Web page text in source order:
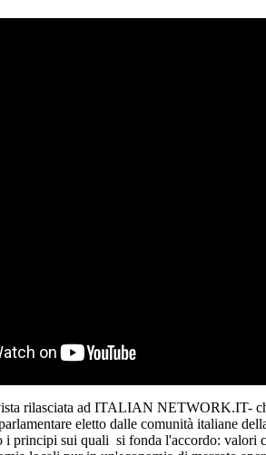
rilasciata ad ITALIAN
eletto dalle comunità italiane
i principi sui quali si fonda l'accordo: valori